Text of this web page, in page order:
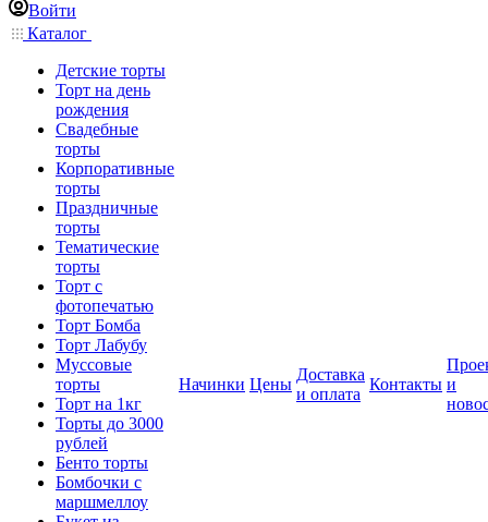
Войти
Каталог
Детские торты
Торт на день
рождения
Свадебные
торты
Корпоративные
торты
Праздничные
торты
Тематические
торты
Торт с
фотопечатью
Торт Бомба
Торт Лабубу
Муссовые
торты
Торт на 1кг
Торты до 3000
рублей
Бенто торты
Бомбочки с
маршмеллоу
Начинки Цены
Доставка
и оплата
Контакты и